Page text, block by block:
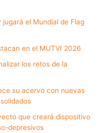
el Mundial de Flag
en el MUTVI 2026
los retos de la
su acervo con nuevas
que creará dispositivo
depresivos